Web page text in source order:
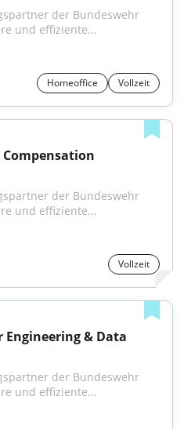
der Bundeswehr
und effiziente...
Homeoffice Vollzeit
Compensation
der Bundeswehr
und effiziente...
Vollzeit
Engineering & Data
der Bundeswehr
und effiziente...